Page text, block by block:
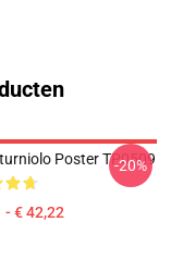
Poster TP0509
- € 42,22
-20%